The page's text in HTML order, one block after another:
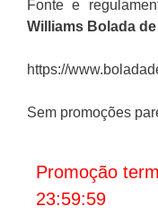
Fonte e
Williams Bolada
https://
Sem promoções
Promoção
23:59:59